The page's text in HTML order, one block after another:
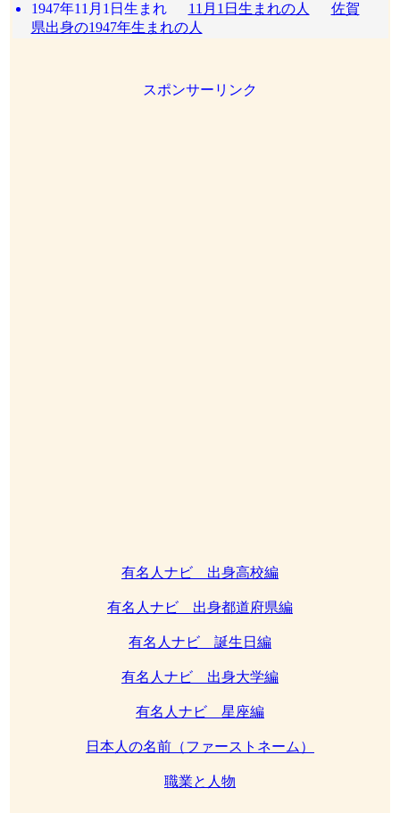
1947年11月1日生まれ 11月1日生まれの人
佐賀
県出身の1947年生まれの人
スポンサーリンク
有名人ナビ 出身高校編
有名人ナビ 出身都道府県編
有名人ナビ 誕生日編
有名人ナビ 出身大学編
有名人ナビ 星座編
日本人の名前（ファーストネーム）
職業と人物